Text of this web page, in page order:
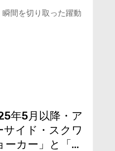
間を切り取った躍動
年5月以降・ア
サイド・スクワ
カー」と「ハ